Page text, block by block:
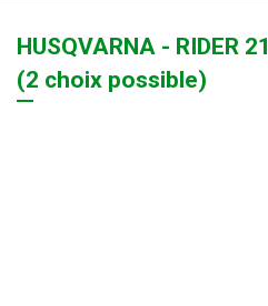
HUSQVARNA - RIDER
(2 choix possible)